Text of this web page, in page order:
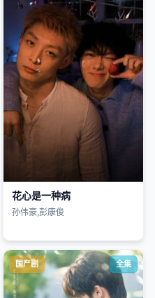
花心是一种病
孙伟豪,彭康俊
国产剧 全集